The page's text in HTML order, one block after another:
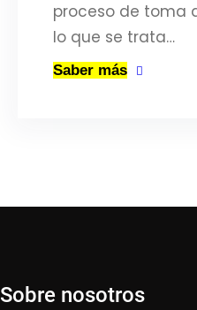
proceso de toma
lo que se trata…
Saber más
Sobre nosotros